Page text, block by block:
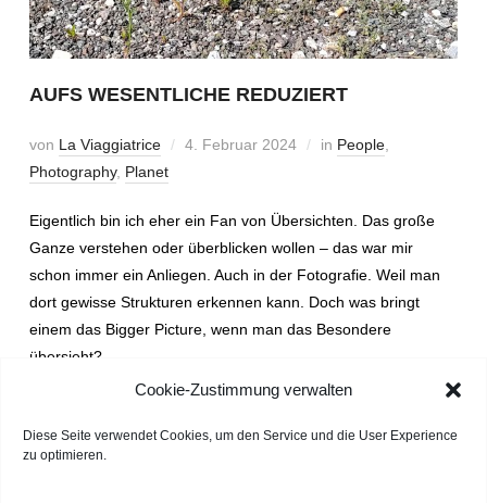
Cookie-Zustimmung verwalten
Diese Seite verwendet Cookies, um den Service und die User Experience
zu optimieren.
AUFS WESENTLICHE REDUZIERT
von La Viaggiatrice 4. Februar 2024 in People,
Photography, Planet
Eigentlich bin ich eher ein Fan von Übersichten. Das große
Ganze verstehen oder überblicken wollen – das war mir
schon immer ein Anliegen. Auch in der Fotografie. Weil man
dort gewisse Strukturen erkennen kann. Doch was bringt
einem das Bigger Picture, wenn man das Besondere
übersieht?
WEITERLESEN